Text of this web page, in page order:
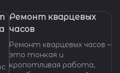
Ремонт кварцевых
часов
Ремонт кварцевых часов –
это тонкая и
кропотливая работа,